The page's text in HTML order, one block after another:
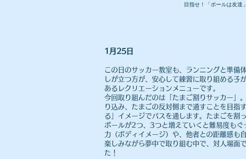
​目指せ！「ボールは友達」
​1月25日
この日のサッカー教室も、ランニングと準備
しが立つ方が、安心して練習に取り組める子
あるレクリエーションメニューです。
今回取り組んだのは「たまご割りサッカー」
り込み、たまごの反対側まで通すことを目指
る」イメージでパスを通します。たまごを割
ボールが2つ、3つと増えていくと難易度もぐ
力（ボディイメージ）や、他者との距離感も
楽しみながら夢中で取り組む中で、対人場面
た！